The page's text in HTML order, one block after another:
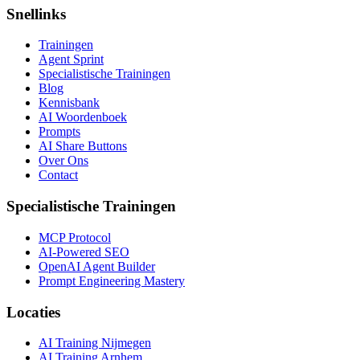
Snellinks
Trainingen
Agent Sprint
Specialistische Trainingen
Blog
Kennisbank
AI Woordenboek
Prompts
AI Share Buttons
Over Ons
Contact
Specialistische Trainingen
MCP Protocol
AI-Powered SEO
OpenAI Agent Builder
Prompt Engineering Mastery
Locaties
AI Training Nijmegen